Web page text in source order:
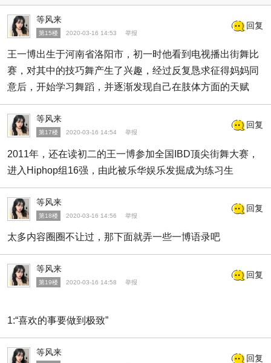
等风来
第15楼 2020-03-16 14:53 举报
回复
王一博出生于河南省洛阳市，初一时他看到电视播出街舞比
赛，对其中的技巧舞产生了兴趣，经过反复恳求征得妈妈同
意后，开始学习舞蹈，并逐渐发现自己在肢体方面的天赋
等风来
第17楼 2020-03-16 14:54 举报
回复
2011年，还在读初二的王一博参加全国IBD顶尖街舞大赛，
进入Hiphop组16强，由此被乐华娱乐发掘成为练习生
等风来
第18楼 2020-03-16 14:56 举报
回复
太多内容圈圈不让过，那下面就弄一些一博语录吧
等风来
第19楼 2020-03-16 14:58 举报
回复
1:“喜欢的事要做到极致”
等风来
回复